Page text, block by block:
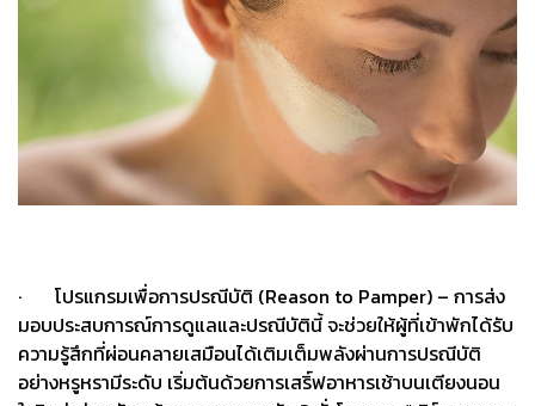
· โปรแกรมเพื่อการปรณีบัติ (Reason to Pamper) – การส่ง
มอบประสบการณ์การดูแลและปรณีบัตินี้ จะช่วยให้ผู้ที่เข้าพักได้รับ
ความรู้สึกที่ผ่อนคลายเสมือนได้เติมเต็มพลังผ่านการปรณีบัติ
อย่างหรูหรามีระดับ เริ่มต้นด้วยการเสริ์ฟอาหารเช้าบนเตียงนอน